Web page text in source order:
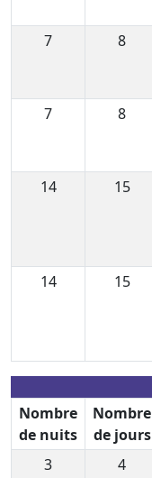
7
8
7
8
14
15
14
15
Nombre
de nuits
Nombre
de jours
3
4